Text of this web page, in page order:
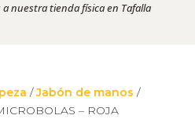
nuestra tienda física en Tafalla
/Jabón de manos /
– ROJA